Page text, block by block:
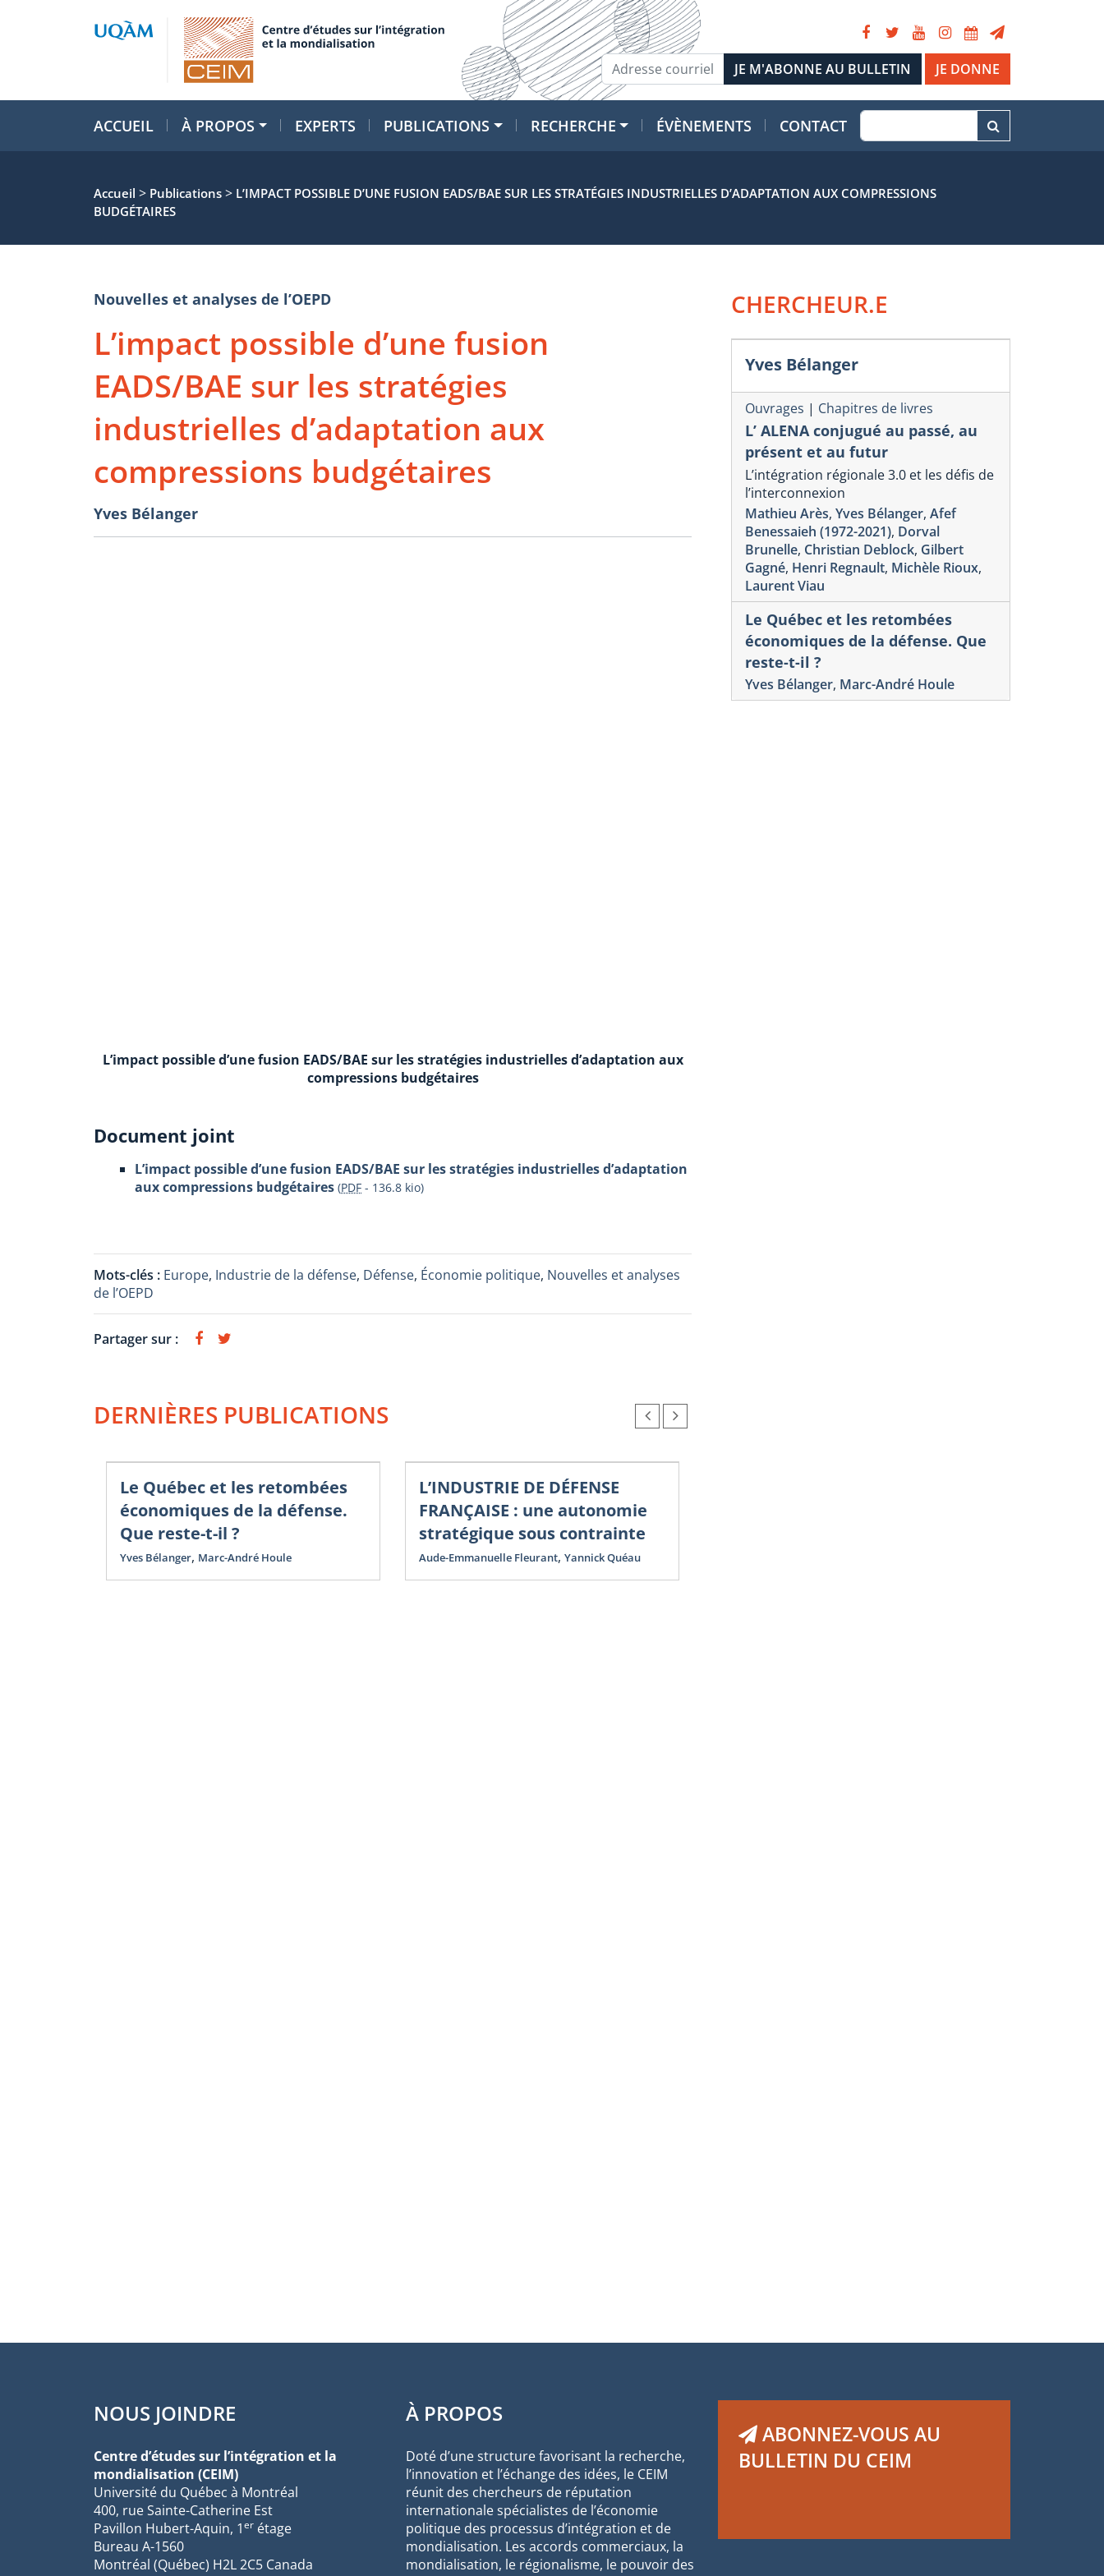
JE DONNE
ACCUEIL À PROPOS EXPERTS PUBLICATIONS RECHERCHE ÉVÈNEMENTS CONTACT
Accueil > Publications > L’IMPACT POSSIBLE D’UNE FUSION EADS/BAE SUR LES STRATÉGIES INDUSTRIELLES D’ADAPTATION AUX COMPRESSIONS
BUDGÉTAIRES
Nouvelles et analyses de l’OEPD
L’impact possible d’une fusion
EADS/BAE sur les stratégies
industrielles d’adaptation aux
compressions budgétaires
Yves Bélanger
L’impact possible d’une fusion EADS/BAE sur les stratégies industrielles d’adaptation aux
compressions budgétaires
Document joint
L’impact possible d’une fusion EADS/BAE sur les stratégies industrielles d’adaptation
aux compressions budgétaires (PDF - 136.8 kio)
Mots-clés : Europe, Industrie de la défense, Défense, Économie politique, Nouvelles et analyses
de l’OEPD
Partager sur :
DERNIÈRES PUBLICATIONS
Le Québec et les retombées
économiques de la défense.
Que reste-t-il ?
Yves Bélanger, Marc-André Houle
L’INDUSTRIE DE DÉFENSE
FRANÇAISE : une autonomie
stratégique sous contrainte
Aude-Emmanuelle Fleurant, Yannick Quéau
CHERCHEUR.E
Yves Bélanger
Ouvrages | Chapitres de livres
L’ ALENA conjugué au passé, au
présent et au futur
L’intégration régionale 3.0 et les défis de
l’interconnexion
Mathieu Arès, Yves Bélanger, Afef
Benessaieh (1972-2021), Dorval
Brunelle, Christian Deblock, Gilbert
Gagné, Henri Regnault, Michèle Rioux,
Laurent Viau
Le Québec et les retombées
économiques de la défense. Que
reste-t-il ?
Yves Bélanger, Marc-André Houle
NOUS JOINDRE
Centre d’études sur l’intégration et la
mondialisation (CEIM)
Université du Québec à Montréal
400, rue Sainte-Catherine Est
Pavillon Hubert-Aquin, 1er étage
Bureau A-1560
Montréal (Québec) H2L 2C5 Canada
À PROPOS
Doté d’une structure favorisant la recherche,
l’innovation et l’échange des idées, le CEIM
réunit des chercheurs de réputation
internationale spécialistes de l’économie
politique des processus d’intégration et de
mondialisation. Les accords commerciaux, la
mondialisation, le régionalisme, le pouvoir des
ABONNEZ-VOUS AU
BULLETIN DU CEIM